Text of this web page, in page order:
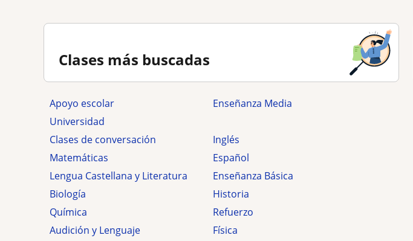
Clases más buscadas
Apoyo escolar
Enseñanza Media
Universidad
Clases de conversación
Inglés
Matemáticas
Español
Lengua Castellana y Literatura
Enseñanza Básica
Biología
Historia
Química
Refuerzo
Audición y Lenguaje
Física